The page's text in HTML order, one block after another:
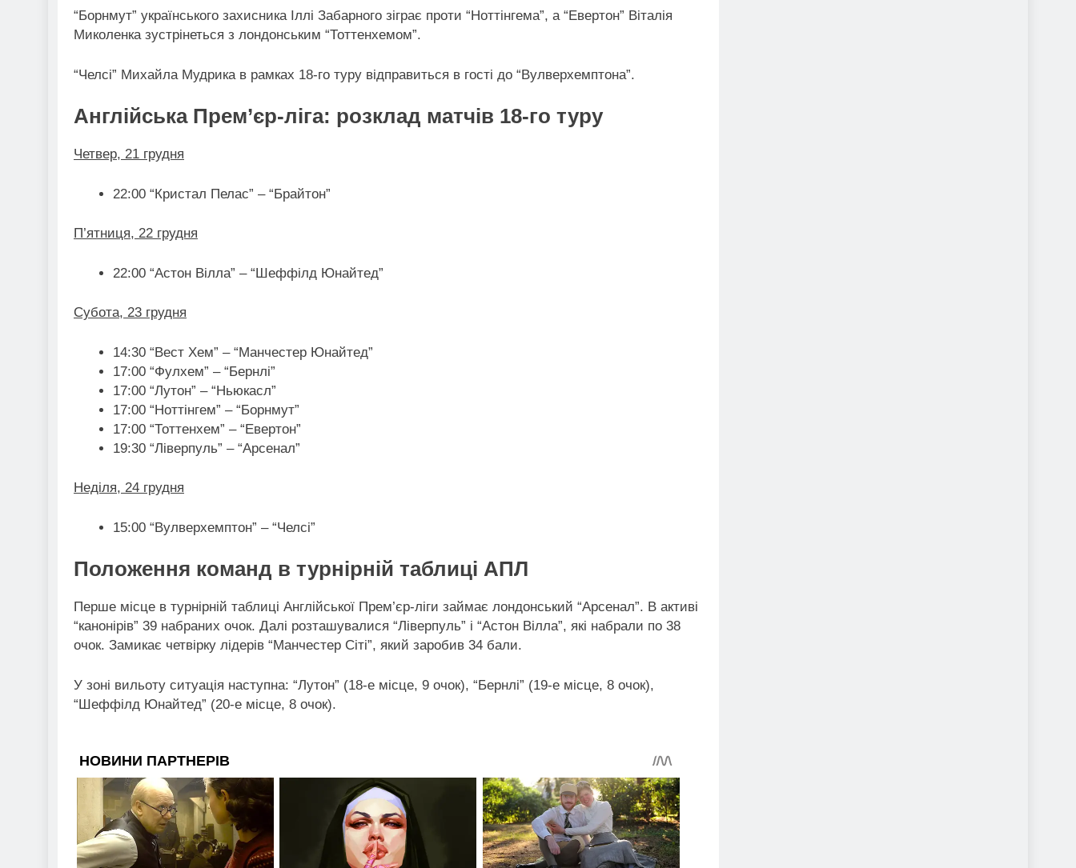
“Борнмут” українського захисника Іллі Забарного зіграє проти “Ноттінгема”, а “Евертон” Віталія
Миколенка зустрінеться з лондонським “Тоттенхемом”.
“Челсі” Михайла Мудрика в рамках 18-го туру відправиться в гості до “Вулверхемптона”.
Англійська Прем’єр-ліга: розклад матчів 18-го туру
Четвер, 21 грудня
22:00 “Кристал Пелас” – “Брайтон”
П’ятниця, 22 грудня
22:00 “Астон Вілла” – “Шеффілд Юнайтед”
Субота, 23 грудня
14:30 “Вест Хем” – “Манчестер Юнайтед”
17:00 “Фулхем” – “Бернлі”
17:00 “Лутон” – “Ньюкасл”
17:00 “Ноттінгем” – “Борнмут”
17:00 “Тоттенхем” – “Евертон”
19:30 “Ліверпуль” – “Арсенал”
Неділя, 24 грудня
15:00 “Вулверхемптон” – “Челсі”
Положення команд в турнірній таблиці АПЛ
Перше місце в турнірній таблиці Англійської Прем’єр-ліги займає лондонський “Арсенал”. В активі
“канонірів” 39 набраних очок. Далі розташувалися “Ліверпуль” і “Астон Вілла”, які набрали по 38
очок. Замикає четвірку лідерів “Манчестер Сіті”, який заробив 34 бали.
У зоні вильоту ситуація наступна: “Лутон” (18-е місце, 9 очок), “Бернлі” (19-е місце, 8 очок),
“Шеффілд Юнайтед” (20-е місце, 8 очок).